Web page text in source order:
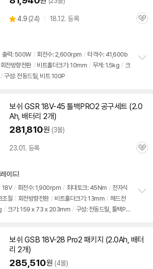
별
4.9 (상
뷰
24) 18.12. 등록
관
출력: 500W / 회전수: 2,600rpm / 타격수: 41,600b
회전방향전환 / 비트홀더크기: 10mm / 무게: 1.5kg / 크
/ 구성: 전동드릴, 비트 100P
기
보쉬 GSR 18V-45 툴백PRO2 공구세트 (2.0
Ah, 배터리 2개)
281,810원 (3몰)
23.01. 등록
관
이드!
18V / 회전수: 1,900rpm / 최대토크: 45Nm / 전자식
조절 / 회전방향전환 / 비트홀더크기: 13mm / 헤드전
/ 크기: 159 x 73 x 203mm / 구성: 전동드릴, 툴백PR
기
보쉬 GSB 18V-28 Pro2 패키지 (2.0Ah, 배터
리 2개)
285,510원 (4몰)